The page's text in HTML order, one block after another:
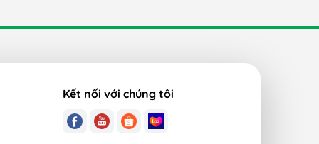
Kết nối với chúng tôi